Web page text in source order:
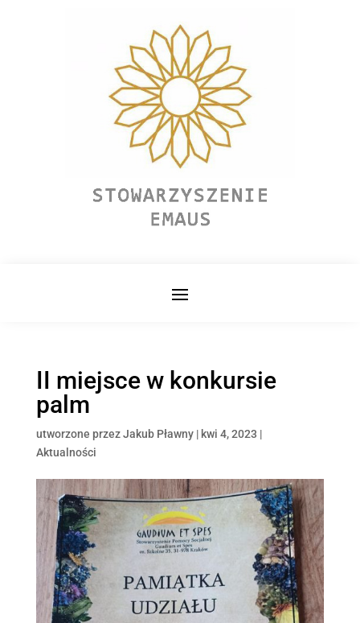
II miejsce w konkursie
palm
utworzone przezJakub Pławny| kwi 4, 2023 |
Aktualności